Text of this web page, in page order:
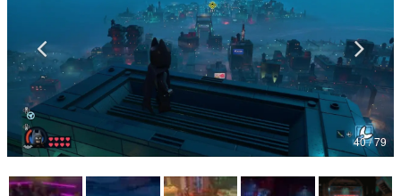
その他
電ファミニコゲーマーとは？
運営：株式会社マレ
40 / 79